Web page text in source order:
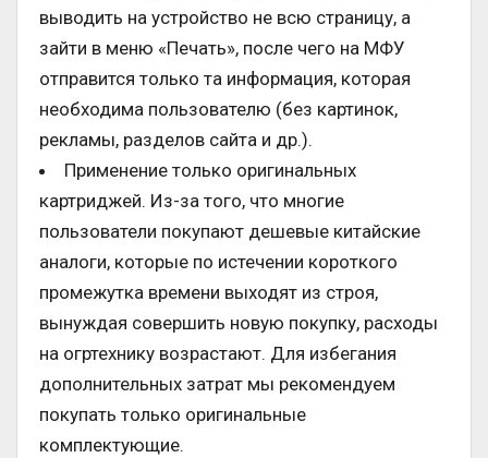
выводить на устройство не всю страницу, а
зайти в меню «Печать», после чего на МФУ
отправится только та информация, которая
необходима пользователю (без картинок,
рекламы, разделов сайта и др.).
Применение только оригинальных
картриджей. Из-за того, что многие
пользователи покупают дешевые китайские
аналоги, которые по истечении короткого
промежутка времени выходят из строя,
вынуждая совершить новую покупку, расходы
на огртехнику возрастают. Для избегания
дополнительных затрат мы рекомендуем
покупать только оригинальные
комплектующие.